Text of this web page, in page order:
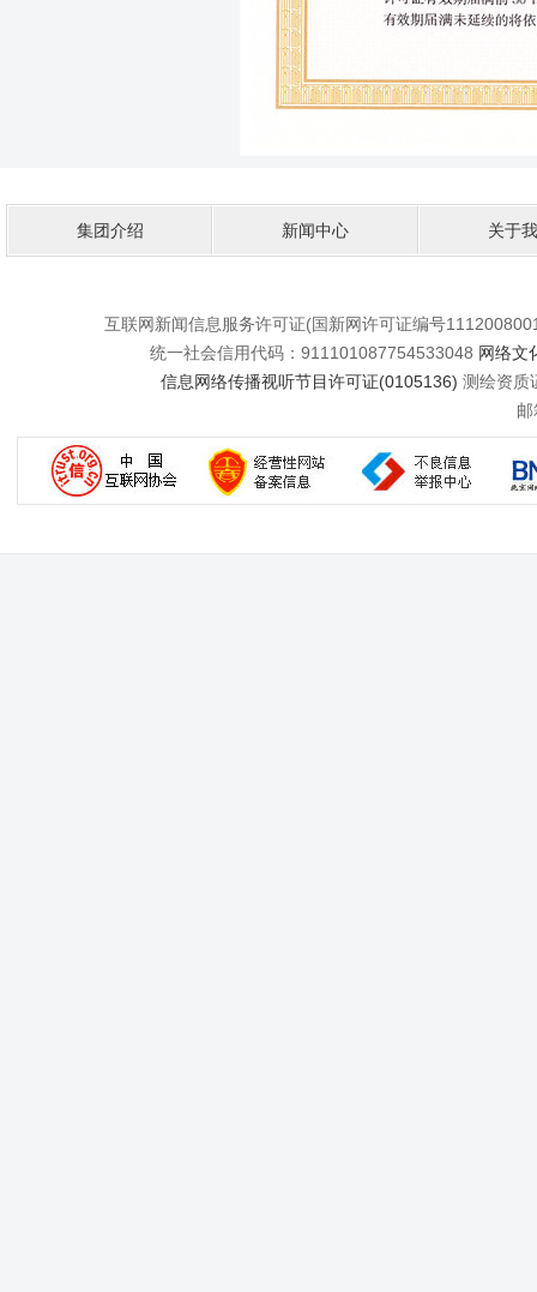
集团介绍 新闻中心 关于
互联网新闻信息服务许可证(国新网许可证编号
统一社会信用代码：911101087754533048 网络文
信息网络传播视听节目许可证(0105136) 测绘资质